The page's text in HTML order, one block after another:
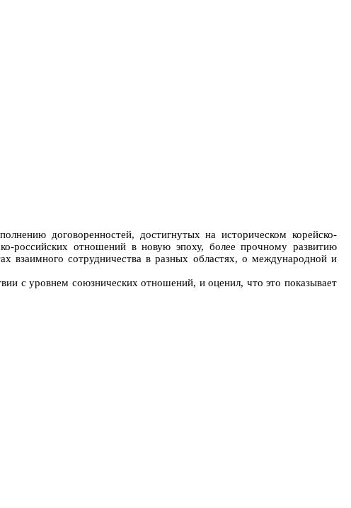
договоренностей, достигнутых на историческом корейско-
российских отношений в новую эпоху, более прочному развитию
взаимного сотрудничества в разных областях, о международной и
с уровнем союзнических отношений, и оценил, что это показывает